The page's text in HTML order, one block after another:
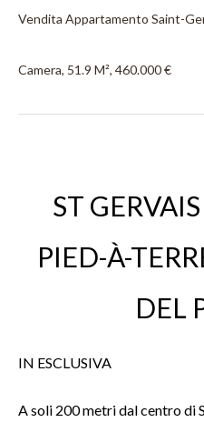
Vendita Appartamento Saint-
Camera, 51.9 M², 460.000 €
ST
PIED-À-
DEL
IN ESCLUSIVA
A soli 200 metri dal centro di